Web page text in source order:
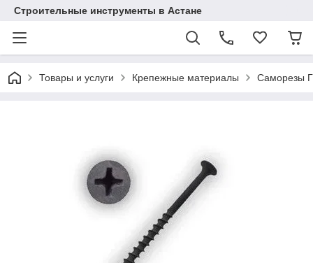
Строительные инструменты в Астане
Товары и услуги Крепежные материалы Саморезы